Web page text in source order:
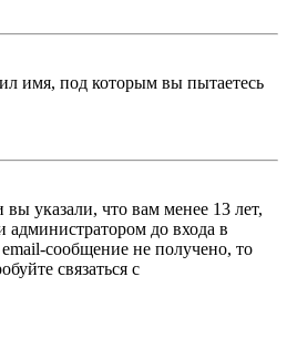
имя, под которым вы пытаетесь
указали, что вам менее 13 лет,
до входа в
сообщение не получено, то
связаться с